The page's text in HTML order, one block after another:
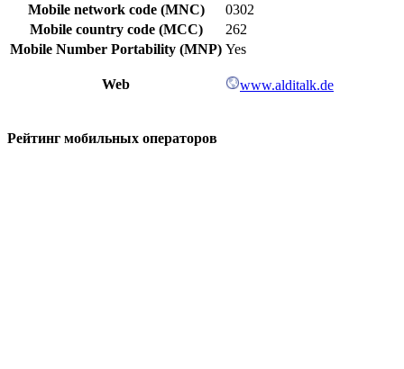
Mobile network code (MNC)
0302
Mobile country code (MCC)
262
Mobile Number Portability (MNP) Yes
Web www.alditalk.de
Рейтинг мобильных операторов